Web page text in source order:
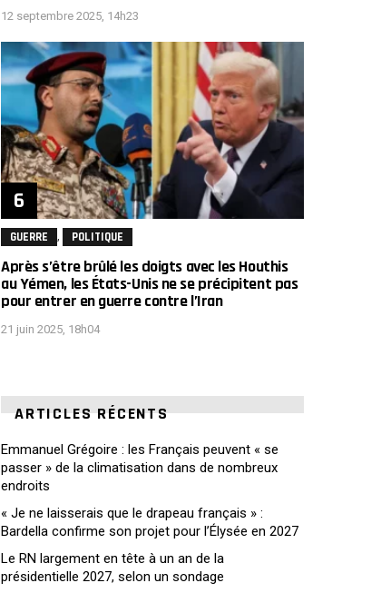
12 septembre 2025, 14h23
GUERRE , POLITIQUE
Après s’être brûlé les doigts avec les Houthis
au Yémen, les États-Unis ne se précipitent pas
pour entrer en guerre contre l’Iran
21 juin 2025, 18h04
ARTICLES RÉCENTS
Emmanuel Grégoire : les Français peuvent « se
passer » de la climatisation dans de nombreux
endroits
« Je ne laisserais que le drapeau français » :
Bardella confirme son projet pour l’Élysée en 2027
Le RN largement en tête à un an de la
présidentielle 2027, selon un sondage